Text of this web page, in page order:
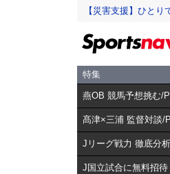
【災害支援】ひと
特集
燕OB 競馬予想挑む/
髙津×三浦 監督対談/
Jリーグ戦力 徹底分析
J国立試合に無料招待